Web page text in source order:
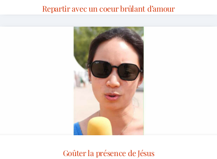
Repartir avec un coeur brûlant d’amour
Goûter la présence de Jésus